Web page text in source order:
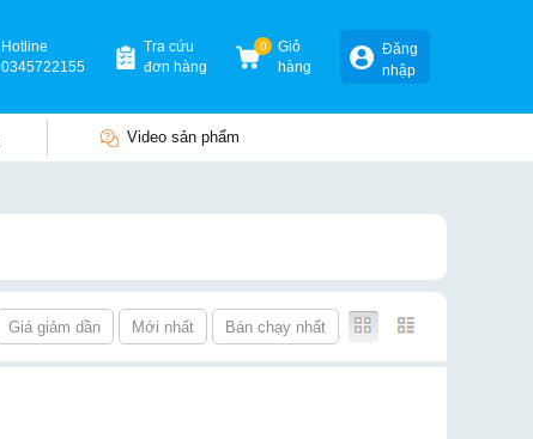
Hotline
0345722155
Tra cứu
đơn hàng
0
Giỏ
hàng
Đăng
nhập
Video sản phẩm
Giá giảm dần Mới nhất Bán chạy nhất